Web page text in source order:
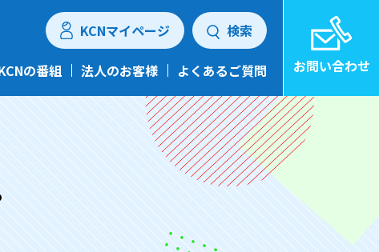
の番組 法人のお客様 よくあるご質問
検索
KCNマイページ
お問い合わせ